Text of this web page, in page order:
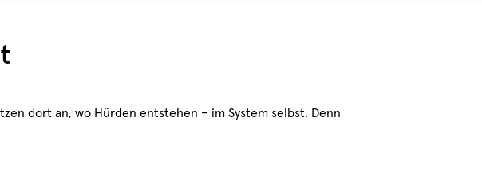
dort an, wo Hürden entstehen – im System selbst. Denn